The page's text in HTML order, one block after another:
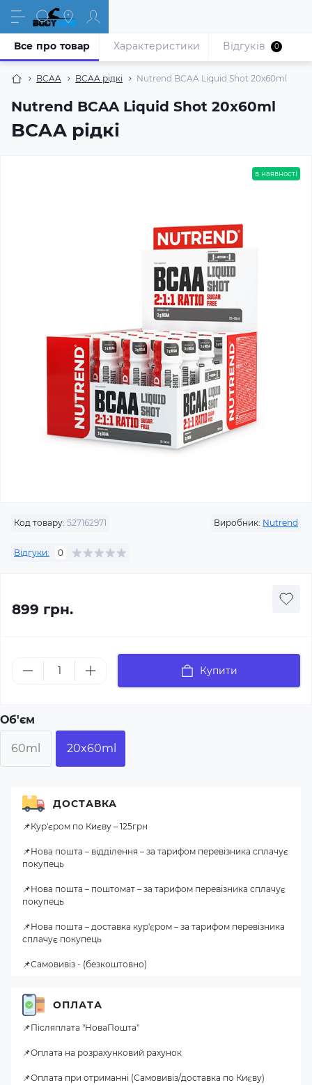
BCAA BCAA рідкі Nutrend BCAA Liquid Shot 20x60ml
Nutrend BCAA Liquid Shot 20x60ml
BCAA рідкі
Все про товар Характеристики Відгуків 0
в наявності
Код товару: 527162971 Виробник: Nutrend
Відгуки: 0
899 грн.
Купити
Об'єм
60ml 20x60ml
ДОСТАВКА
📌Кур'єром по Києву – 125грн
📌Нова пошта – відділення – за тарифом перевізника сплачує
покупець
📌Нова пошта – поштомат – за тарифом перевізника сплачує
покупець
📌Нова пошта – доставка кур'єром – за тарифом перевізника
сплачує покупець
📌Самовивіз - (безкоштовно)
ОПЛАТА
📌Післяплата "НоваПошта"
📌Оплата на розрахунковий рахунок
📌Оплата при отриманні (Самовивіз/доставка по Києву)